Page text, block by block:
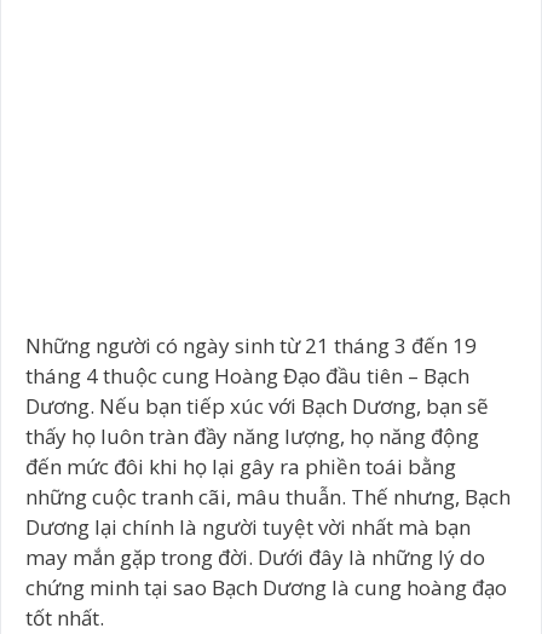
Những người có ngày sinh từ 21 tháng 3 đến 19
tháng 4 thuộc cung Hoàng Đạo đầu tiên – Bạch
Dương. Nếu bạn tiếp xúc với Bạch Dương, bạn sẽ
thấy họ luôn tràn đầy năng lượng, họ năng động
đến mức đôi khi họ lại gây ra phiền toái bằng
những cuộc tranh cãi, mâu thuẫn. Thế nhưng, Bạch
Dương lại chính là người tuyệt vời nhất mà bạn
may mắn gặp trong đời. Dưới đây là những lý do
chứng minh tại sao Bạch Dương là cung hoàng đạo
tốt nhất.